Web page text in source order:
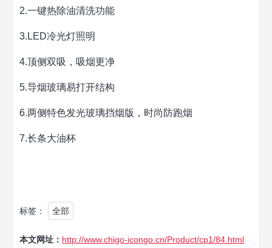
2.一键热除油清洗功能
3.LED冷光灯照明
4.顶侧双吸，吸烟更净
5.导烟玻璃易打开结构
6.两侧特色发光玻璃挡烟版，时尚防跑烟
7.长条大油杯
标签： 全部
本文网址： http://www.chigo-icongo.cn/Product/cp1/84.html